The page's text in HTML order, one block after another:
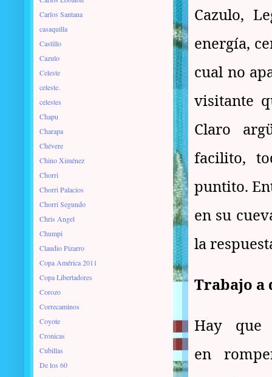
Cazulo,
energía,
cual no
visitante
Claro
facilito,
puntito.
en su
la
Trabajo
Hay que
en
Carlos Santana
casaquilla
Castillo
Cazulo
Celeste
celeste.
celestes
Chapu
Charapa
Chévere
Chino Ximénez
Chorri
Chorri Palacios
Chorri Segundo
Chris Angel
Chumpi
Claudio Pizarro
Copa América 2011
Copa Libertadores
Corozo
Correcaminos
Coyote
Cronicas
Cubillas
De los 60